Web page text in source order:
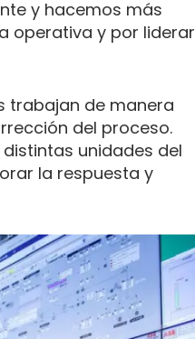
y hacemos más
operativa y por liderar
trabajan de manera
del proceso.
unidades del
la respuesta y